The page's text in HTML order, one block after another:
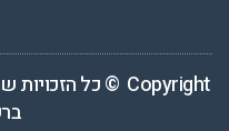
Copyright © כל הזכויות שמורות ל-